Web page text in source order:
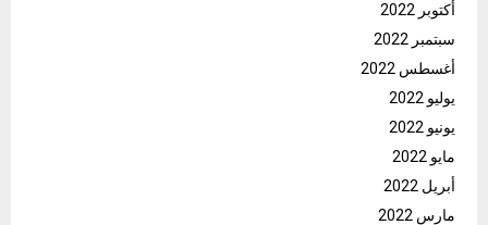
أكتوبر 2022
سبتمبر 2022
أغسطس 2022
يوليو 2022
يونيو 2022
مايو 2022
أبريل 2022
مارس 2022